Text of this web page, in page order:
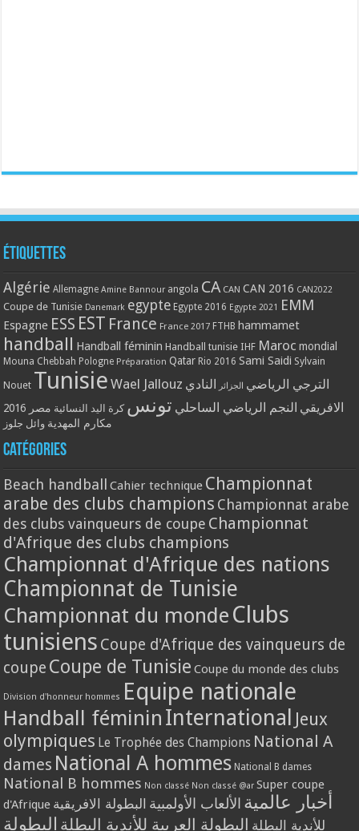
Étiquettes
Algérie Allemagne Amine Bannour angola CA CAN CAN 2016 CAN2022
Coupe de Tunisie Danemark egypte Egypte 2016 Egypte 2021 EMM
Espagne ESS EST France France 2017 FTHB hammamet
handball Handball féminin Handball tunisie IHF Maroc mondial
Mouna Chebbah Pologne Préparation Qatar Rio 2016 Sami Saidi Sylvain
Nouet Tunisie Wael Jallouz الترجي الرياضي الجزائر
النادي
الافريقي النجم الرياضي الساحلي تونس كرة اليد النسائية مصر 2016
مكارم المهدية وائل جلوز
Catégories
Beach handball Cahier technique Championnat
arabe des clubs champions Championnat arabe
des clubs vainqueurs de coupe Championnat
d'Afrique des clubs champions
Championnat d'Afrique des nations
Championnat de Tunisie
Championnat du monde Clubs
tunisiens Coupe d'Afrique des vainqueurs de
coupe Coupe de Tunisie Coupe du monde des clubs
Division d'honneur hommes Equipe nationale
Handball féminin International
Jeux
olympiques Le Trophée des Champions National A
dames National A hommes National B dames
National B hommes Non classé Non classé @ar Super coupe
d'Afrique
أخبار عالمية الألعاب الأولمبية البطولة الافريقية
للأندية البطلة البطولة العربية للأندية البطلة البطولة